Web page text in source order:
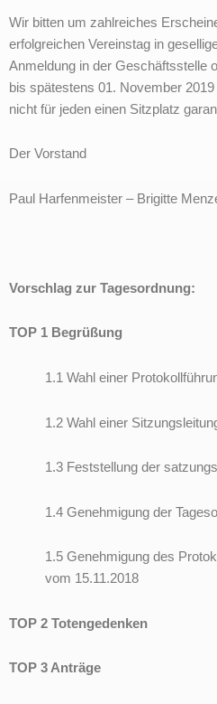
Wir bitten um zahlreiches
erfolgreichen Vereinstag in
Anmeldung in der Geschäftsstelle
bis spätestens 01. November
nicht für jeden einen Sitzplatz
Der Vorstand
Paul Harfenmeister – Brigitte
Vorschlag zur Tagesordnung:
TOP 1 Begrüßung
1.1 Wahl einer
1.2 Wahl einer
1.3 Feststellung der
1.4 Genehmigung der
1.5 Genehmigung des
vom 15.11.2018
TOP 2 Totengedenken
TOP 3 Anträge